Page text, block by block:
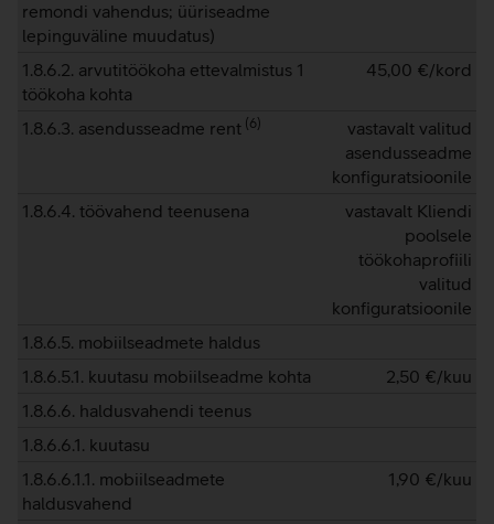
remondi vahendus; üüriseadme
lepinguväline muudatus)
1.8.6.2. arvutitöökoha ettevalmistus 1
töökoha kohta
45,00 €/kord
1.8.6.3. asendusseadme rent (6)
vastavalt valitud
asendusseadme
konfiguratsioonile
1.8.6.4. töövahend teenusena
vastavalt Kliendi
poolsele
töökohaprofiili
valitud
konfiguratsioonile
1.8.6.5. mobiilseadmete haldus
1.8.6.5.1. kuutasu mobiilseadme kohta
2,50 €/kuu
1.8.6.6. haldusvahendi teenus
1.8.6.6.1. kuutasu
1.8.6.6.1.1. mobiilseadmete
haldusvahend
1,90 €/kuu